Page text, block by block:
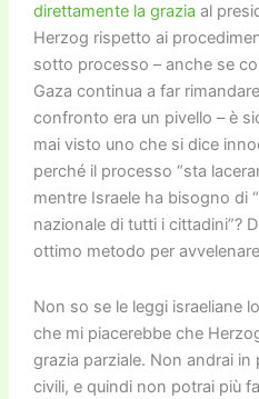
direttamente la grazia al
Herzog rispetto ai
sotto processo – anche se
Gaza continua a far
confronto era un pivello – è
mai visto uno che si dice
perché il processo “sta
mentre Israele ha bisogno di
nazionale di tutti i cittadini”?
ottimo metodo per
Non so se le leggi israeliane
che mi piacerebbe che
grazia parziale. Non andrai
civili, e quindi non potrai più